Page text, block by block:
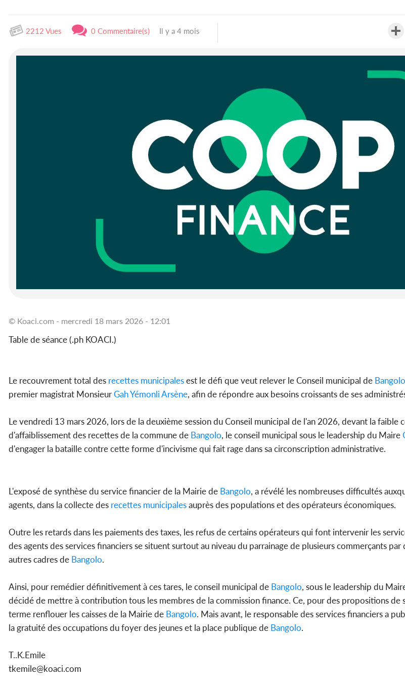
2212 Vues 0 Commentaire(s) Il y a 4 mois
© Koaci.com - mercredi 18 mars 2026 - 12:01
Table de séance (.ph KOACI.)
Le recouvrement total des recettes municipalesest le défi que veut relever le Conseil municipal de Bangolo
premier magistrat MonsieurGah Yémonli Arsène, afin de répondre aux besoins croissants de ses
Le vendredi 13 mars 2026, lors de la deuxième session du Conseil municipal de l'an 2026, devant la faible
d'affaiblissement des recettes de la commune de Bangolo, le conseil municipal sous le leadership du Maire
d'engager la bataille contre cette forme d'incivisme qui fait rage dans sa circonscription administrative.
L'exposé de synthèse du service financier de la Mairie de Bangolo, a révélé les nombreuses difficultés
agents, dans la collecte des recettes municipalesauprès des populations et des opérateurs économiques.
Outre les retards dans les paiements des taxes, les refus de certains opérateurs qui font intervenir les
des agents des services financiers se situent surtout au niveau du parrainage de plusieurs commerçants
autres cadres de Bangolo.
Ainsi, pour remédier définitivement à ces tares, le conseil municipal de Bangolo, sous le leadership du
décidé de mettre à contribution tous les membres de la commission finance. Ce, pour des propositions de
terme renflouer les caisses de la Mairie de Bangolo. Mais avant, le responsable des services financiers a
la gratuité des occupations du foyer des jeunes et la place publique de Bangolo.
T..K.Emile
tkemile@koaci.com